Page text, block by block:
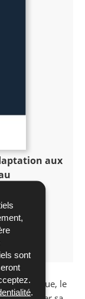
sont
aux
climatique, le